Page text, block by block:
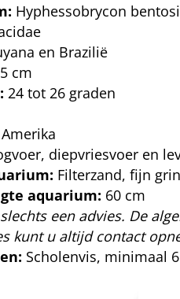
Hyphessobrycon
en Brazilië
5 cm
24 tot 26 graden
diepvriesvoer en
Filterzand, fijn
aquarium: 60 cm
een advies. De
kunt u altijd contact
Scholenvis, minimaal